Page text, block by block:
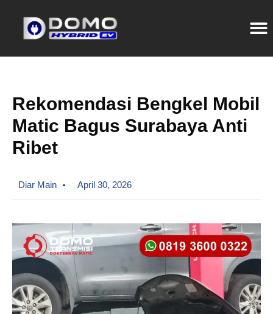
Rekomendasi Bengkel Mobil
Matic Bagus Surabaya Anti
Ribet
Diar Main April 30, 2026